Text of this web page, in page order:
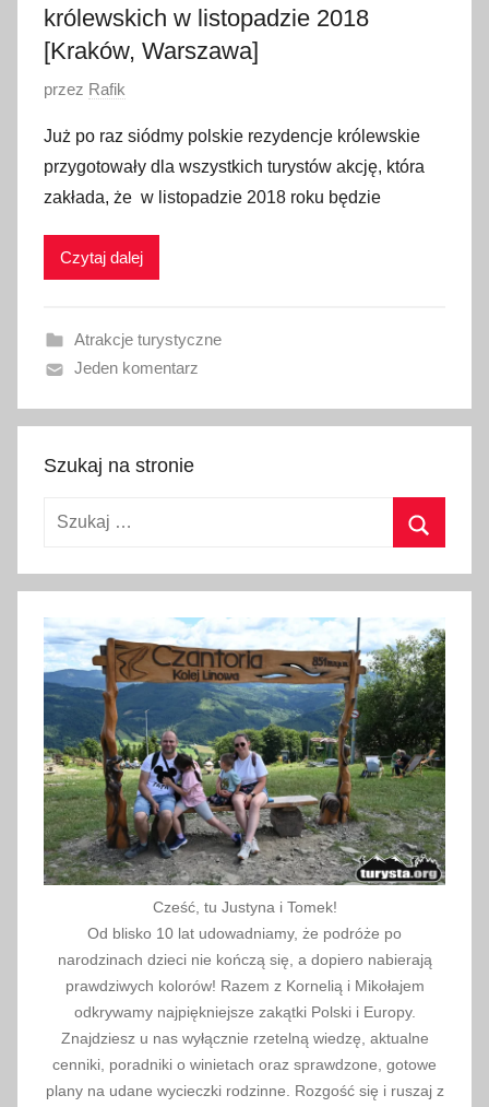
a
2
0
9
królewskich w listopadzie 2018
[Kraków, Warszawa]
O
u
b
l
i
a
n
2
4
d
i
e
r
i
k
a
2
0
1
przez Rafik
Już po raz siódmy polskie rezydencje królewskie
przygotowały dla wszystkich turystów akcję, która
zakłada, że w listopadzie 2018 roku będzie
Czytaj dalej
Atrakcje turystyczne
Jeden komentarz
Szukaj na stronie
Szukaj:
Cześć, tu Justyna i Tomek!
Od blisko 10 lat udowadniamy, że podróże po
narodzinach dzieci nie kończą się, a dopiero nabierają
prawdziwych kolorów! Razem z Kornelią i Mikołajem
odkrywamy najpiękniejsze zakątki Polski i Europy.
Znajdziesz u nas wyłącznie rzetelną wiedzę, aktualne
cenniki, poradniki o winietach oraz sprawdzone, gotowe
plany na udane wycieczki rodzinne. Rozgość się i ruszaj z